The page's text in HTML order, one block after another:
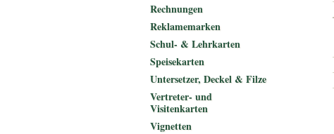
Rechnungen
Reklamemarken
Schul- & Lehrkarten
Speisekarten
Untersetzer, Deckel & Filze
Vertreter- und
Visitenkarten
Vignetten